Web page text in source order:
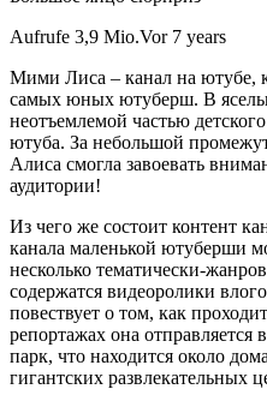
Aufrufe 3,9 Mio.Vor 7 years
Мими Лиса – канал на ютубе,
самых юных ютуберш. В
неотъемлемой частью
ютуба. За небольшой
Алиса смогла завоевать
аудитории!
Из чего же состоит контент
канала маленькой ютуберши
несколько тематически-
содержатся видеоролики
повествует о том, как
репортажах она отправляется
парк, что находится около
гигантских развлекательных